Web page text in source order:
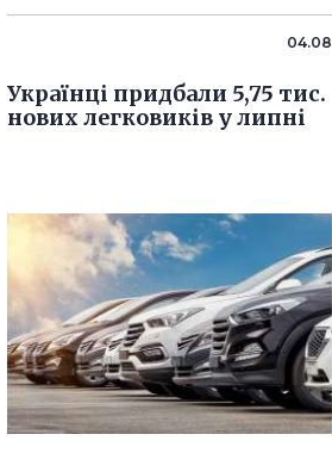
04.08
Українці придбали 5,75 тис.
нових легковиків у липні